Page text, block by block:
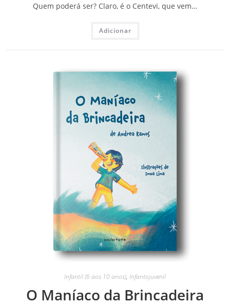
Quem poderá ser? Claro, é o Centevi, que vem…
Adicionar
Infantil (6 aos 10 anos), Infantojuvenil
O Maníaco da Brincadeira